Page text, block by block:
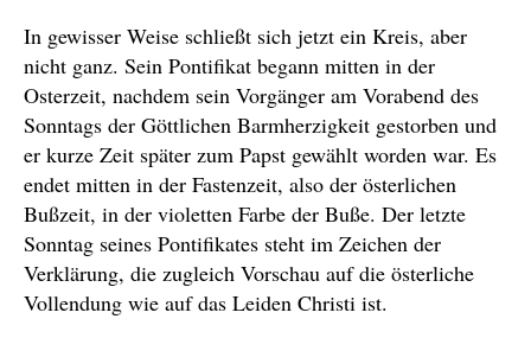
In gewisser Weise schließt sich jetzt ein Kreis, aber
nicht ganz. Sein Pontifikat begann mitten in der
Osterzeit, nachdem sein Vorgänger am Vorabend des
Sonntags der Göttlichen Barmherzigkeit gestorben und
er kurze Zeit später zum Papst gewählt worden war. Es
endet mitten in der Fastenzeit, also der österlichen
Bußzeit, in der violetten Farbe der Buße. Der letzte
Sonntag seines Pontifikates steht im Zeichen der
Verklärung, die zugleich Vorschau auf die österliche
Vollendung wie auf das Leiden Christi ist.